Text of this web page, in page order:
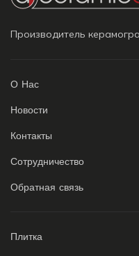
Производитель
О Нас
Новости
Контакты
Сотрудничество
Обратная связь
Плитка